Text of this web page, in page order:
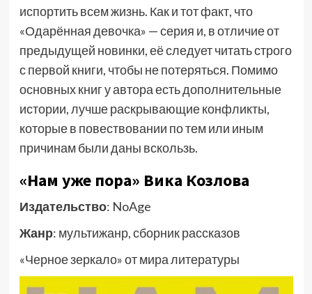
испортить всем жизнь. Как и тот факт, что
«Одарённая девочка» — серия и, в отличие от
предыдущей новинки, её следует читать строго
с первой книги, чтобы не потеряться. Помимо
основных книг у автора есть дополнительные
истории, лучше раскрывающие конфликты,
которые в повествовании по тем или иным
причинам были даны вскользь.
«Нам уже пора» Вика Козлова
Издательство: NoAge
Жанр: мультижанр, сборник рассказов
«Черное зеркало» от мира литературы